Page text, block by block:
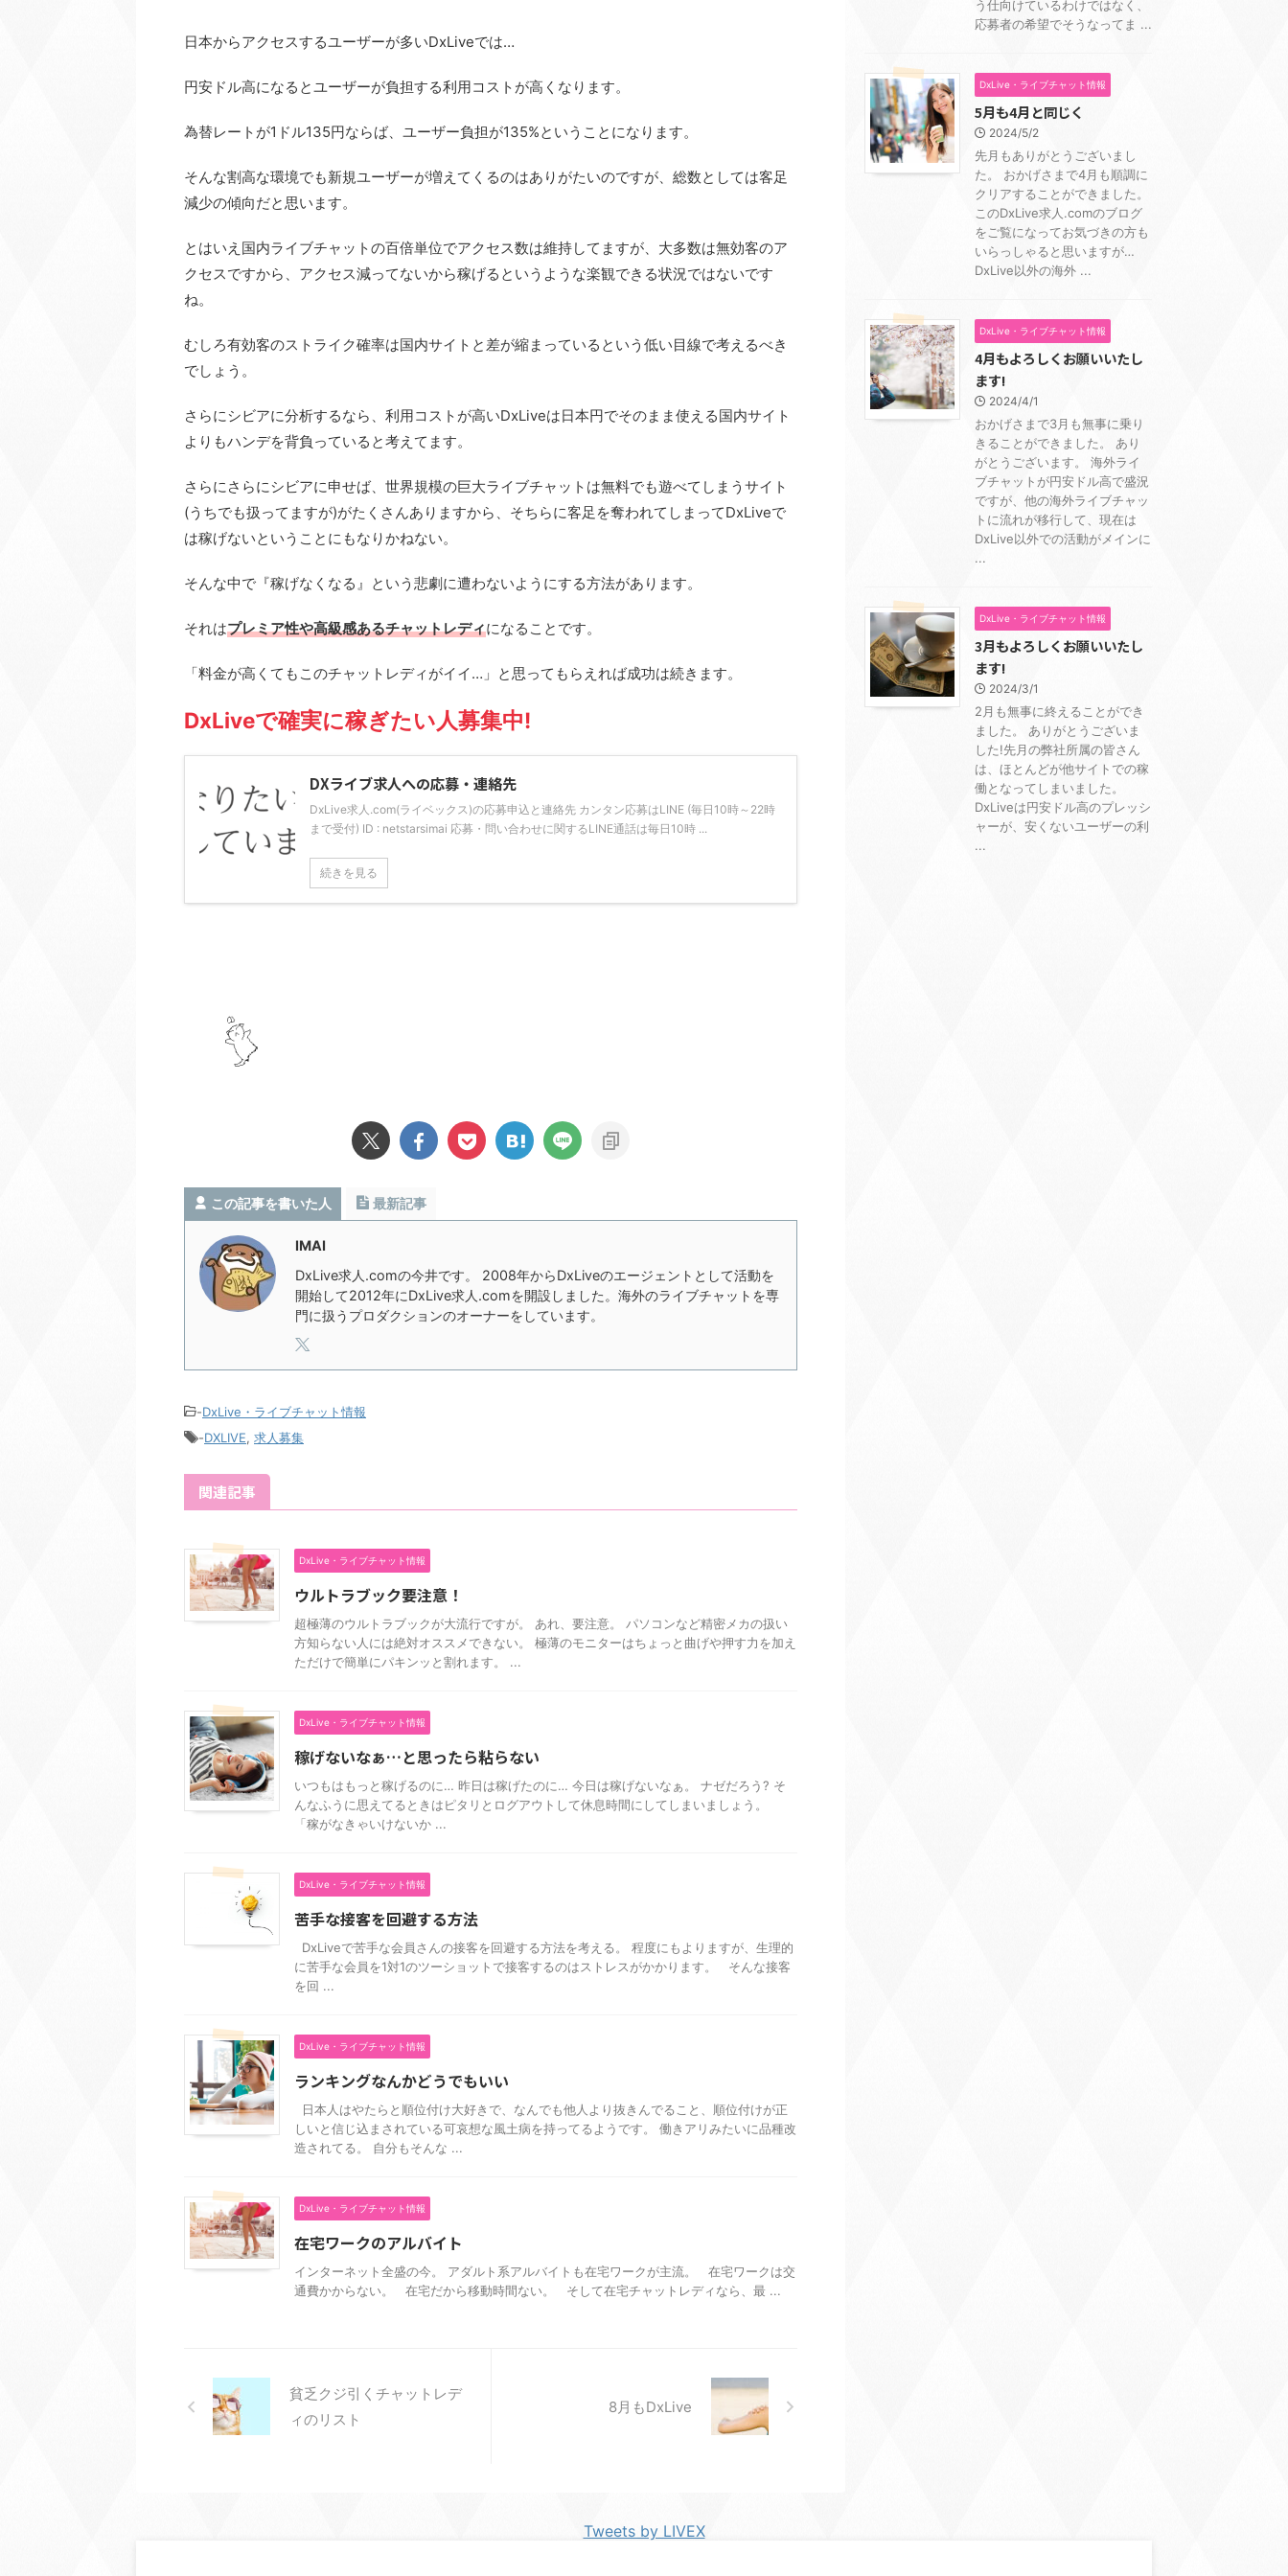
日本からアクセスするユーザーが多いDxLiveでは…
円安ドル高になるとユーザーが負担する利用コストが高くなります。
為替レートが1ドル135円ならば、ユーザー負担が135%ということになります。
そんな割高な環境でも新規ユーザーが増えてくるのはありがたいのですが、総数としては客足
減少の傾向だと思います。
とはいえ国内ライブチャットの百倍単位でアクセス数は維持してますが、大多数は無効客のア
クセスですから、アクセス減ってないから稼げるというような楽観できる状況ではないです
ね。
むしろ有効客のストライク確率は国内サイトと差が縮まっているという低い目線で考えるべき
でしょう。
さらにシビアに分析するなら、利用コストが高いDxLiveは日本円でそのまま使える国内サイト
よりもハンデを背負っていると考えてます。
さらにさらにシビアに申せば、世界規模の巨大ライブチャットは無料でも遊べてしまうサイト
(うちでも扱ってますが)がたくさんありますから、そちらに客足を奪われてしまってDxLiveで
は稼げないということにもなりかねない。
そんな中で『稼げなくなる』という悲劇に遭わないようにする方法があります。
それはプレミア性や高級感あるチャットレディになることです。
「料金が高くてもこのチャットレディがイイ…」と思ってもらえれば成功は続きます。
DxLiveで確実に稼ぎたい人募集中!
DXライブ求人への応募・連絡先
DxLive求人.com(ライベックス)の応募申込と連絡先 カンタン応募はLINE (毎日10時～22時
まで受付) ID : netstarsimai 応募・問い合わせに関するLINE通話は毎日10時 ...
続きを見る
この記事を書いた人 最新記事
IMAI
DxLive求人.comの今井です。 2008年からDxLiveのエージェントとして活動を
開始して2012年にDxLive求人.comを開設しました。海外のライブチャットを専
門に扱うプロダクションのオーナーをしています。
-DxLive・ライブチャット情報
-DXLIVE, 求人募集
関連記事
DxLive・ライブチャット情報
ウルトラブック要注意！
超極薄のウルトラブックが大流行ですが。 あれ、要注意。 パソコンなど精密メカの扱い
方知らない人には絶対オススメできない。 極薄のモニターはちょっと曲げや押す力を加え
ただけで簡単にパキンッと割れます。 ...
DxLive・ライブチャット情報
稼げないなぁ…と思ったら粘らない
いつもはもっと稼げるのに… 昨日は稼げたのに… 今日は稼げないなぁ。 ナゼだろう? そ
んなふうに思えてるときはピタリとログアウトして休息時間にしてしまいましょう。
「稼がなきゃいけないか ...
DxLive・ライブチャット情報
苦手な接客を回避する方法
DxLiveで苦手な会員さんの接客を回避する方法を考える。 程度にもよりますが、生理的
に苦手な会員を1対1のツーショットで接客するのはストレスがかかります。 そんな接客
を回 ...
DxLive・ライブチャット情報
ランキングなんかどうでもいい
日本人はやたらと順位付け大好きで、なんでも他人より抜きんでること、順位付けが正
しいと信じ込まされている可哀想な風土病を持ってるようです。 働きアリみたいに品種改
造されてる。 自分もそんな ...
DxLive・ライブチャット情報
在宅ワークのアルバイト
インターネット全盛の今。 アダルト系アルバイトも在宅ワークが主流。 在宅ワークは交
通費かからない。 在宅だから移動時間ない。 そして在宅チャットレディなら、最 ...
貧乏クジ引くチャットレデ
ィのリスト
8月もDxLive
う仕向けているわけではなく、
応募者の希望でそうなってま ...
DxLive・ライブチャット情報
5月も4月と同じく
2024/5/2
先月もありがとうございまし
た。 おかげさまで4月も順調に
クリアすることができました。
このDxLive求人.comのブログ
をご覧になってお気づきの方も
いらっしゃると思いますが…
DxLive以外の海外 ...
DxLive・ライブチャット情報
4月もよろしくお願いいたし
ます!
2024/4/1
おかげさまで3月も無事に乗り
きることができました。 あり
がとうございます。 海外ライ
ブチャットが円安ドル高で盛況
ですが、他の海外ライブチャッ
トに流れが移行して、現在は
DxLive以外での活動がメインに
...
DxLive・ライブチャット情報
3月もよろしくお願いいたし
ます!
2024/3/1
2月も無事に終えることができ
ました。 ありがとうございま
した!先月の弊社所属の皆さん
は、ほとんどが他サイトでの稼
働となってしまいました。
DxLiveは円安ドル高のプレッシ
ャーが、安くないユーザーの利
...
Tweets by LIVEX